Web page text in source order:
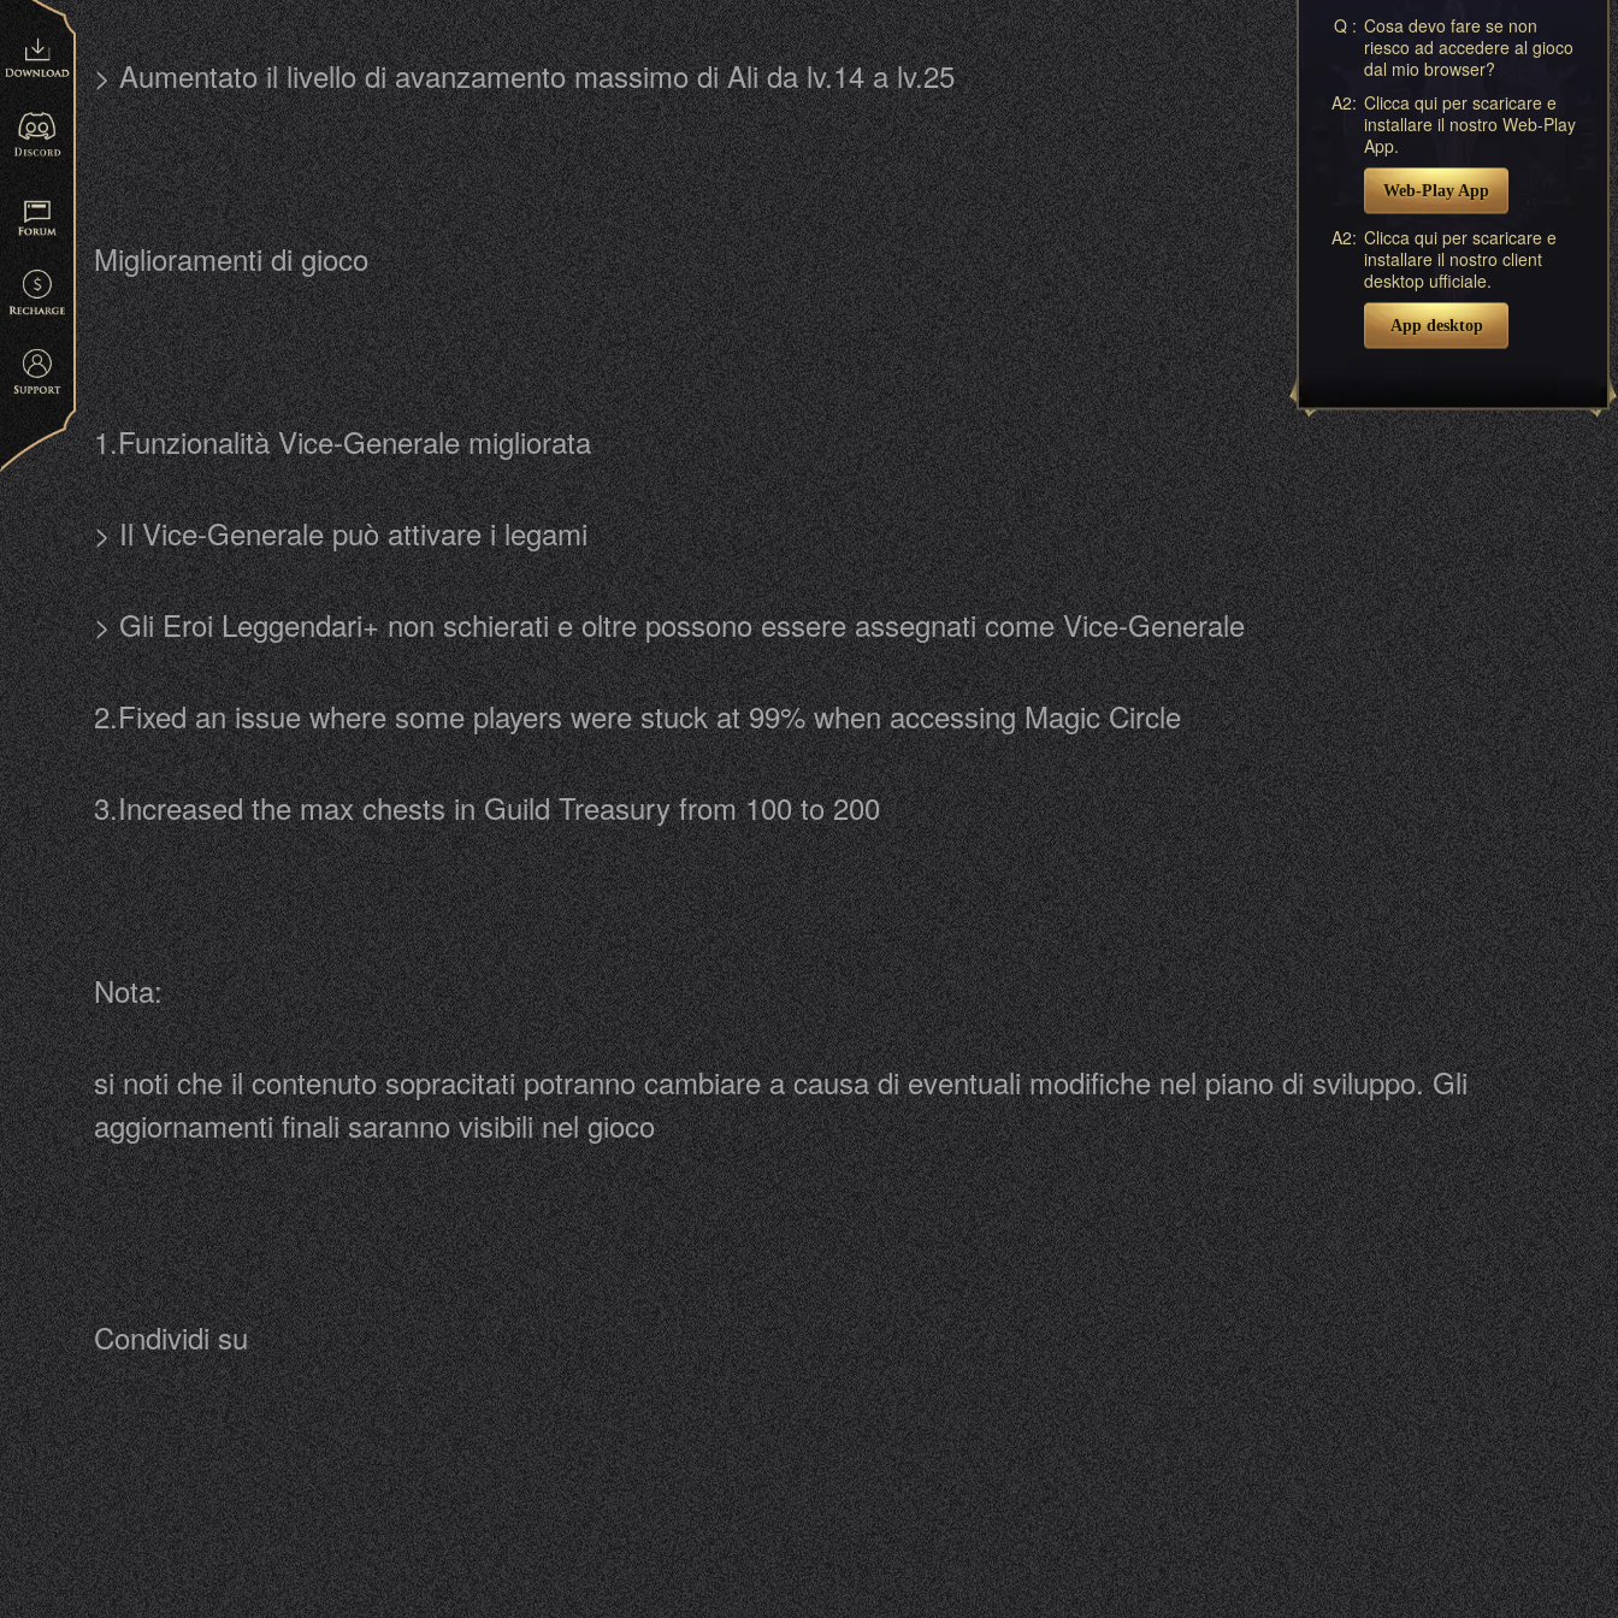
> Aumentato il livello di avanzamento massimo di Ali da lv.14 a lv.25
Miglioramenti di gioco
1.Funzionalità Vice-Generale migliorata
> Il Vice-Generale può attivare i legami
> Gli Eroi Leggendari+ non schierati e oltre possono essere assegnati come Vice-Generale
2.Fixed an issue where some players were stuck at 99% when accessing Magic Circle
3.Increased the max chests in Guild Treasury from 100 to 200
Nota:
si noti che il contenuto sopracitati potranno cambiare a causa di eventuali modifiche nel piano di sviluppo. Gli
aggiornamenti finali saranno visibili nel gioco
Condividi su
Q : Cosa devo fare se non
riesco ad accedere al gioco
dal mio browser?
A2: Clicca qui per scaricare e
installare il nostro Web-Play
App.
Web-Play App
A2: Clicca qui per scaricare e
installare il nostro client
desktop ufficiale.
App desktop